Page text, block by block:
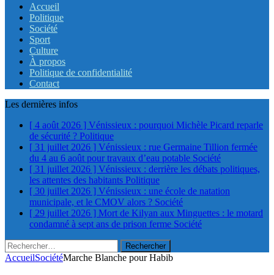
Accueil
Politique
Société
Sport
Culture
À propos
Politique de confidentialité
Contact
Les dernières infos
[ 4 août 2026 ] Vénissieux : pourquoi Michèle Picard reparle
de sécurité ? Politique
[ 31 juillet 2026 ] Vénissieux : rue Germaine Tillion fermée
du 4 au 6 août pour travaux d’eau potable Société
[ 31 juillet 2026 ] Vénissieux : derrière les débats politiques,
les attentes des habitants Politique
[ 30 juillet 2026 ] Vénissieux : une école de natation
municipale, et le CMOV alors ? Société
[ 29 juillet 2026 ] Mort de Kilyan aux Minguettes : le motard
condamné à sept ans de prison ferme Société
Rechercher :
AccueilSociétéMarche Blanche pour Habib